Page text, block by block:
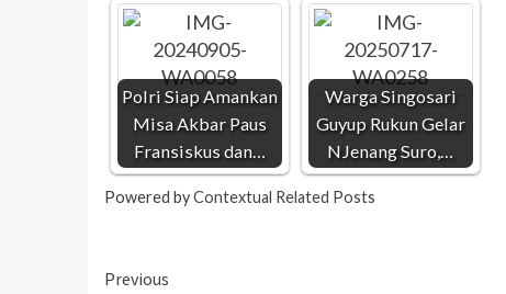
Polri Siap Amankan
Misa Akbar Paus
Fransiskus dan…
Warga Singosari
Guyup Rukun Gelar
NJenang Suro,…
Powered byContextual Related Posts
Previous